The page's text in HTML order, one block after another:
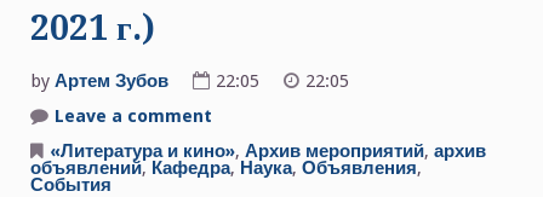
2021 г.)
by Артем Зубов 22:05
22:05
Leave a comment
заявок
для
участия
«Литература и кино», Архив мероприятий, архив
объявлений, Кафедра, Наука, Объявления,
События